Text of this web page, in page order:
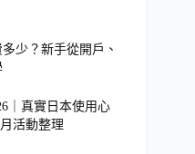
少？新手從開戶、
｜真實日本使用心
活動整理